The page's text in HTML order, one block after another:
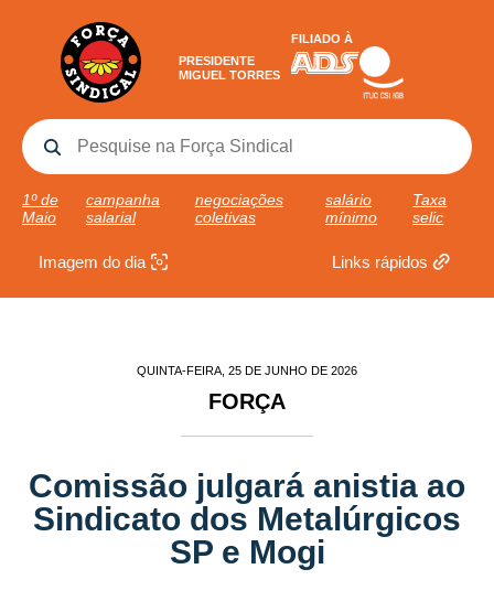
PRESIDENTE
MIGUEL TORRES
FILIADO À
1º de
Maio
campanha
salarial
negociações
coletivas
salário
mínimo
Taxa
selic
Imagem do dia Links rápidos
QUINTA-FEIRA, 25 DE JUNHO DE 2026
FORÇA
Comissão julgará anistia ao
Sindicato dos Metalúrgicos
SP e Mogi